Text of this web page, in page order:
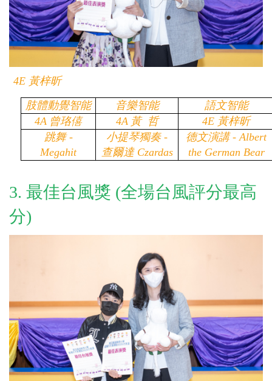
4E 黃梓昕
肢體動覺智能
音樂智能
語文智能
4A 曾珞僖 4A 黃 哲 4E 黃梓昕
跳舞 -
Megahit
小提琴獨奏 -
查爾達 Czardas
德文演講 - Albert
the German Bear
3. 最佳台風獎 (全場台風評分最高
分)